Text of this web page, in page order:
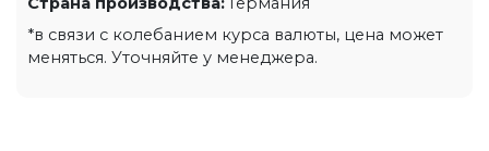
*в связи с колебанием курса валюты, цена может
меняться. Уточняйте у менеджера.